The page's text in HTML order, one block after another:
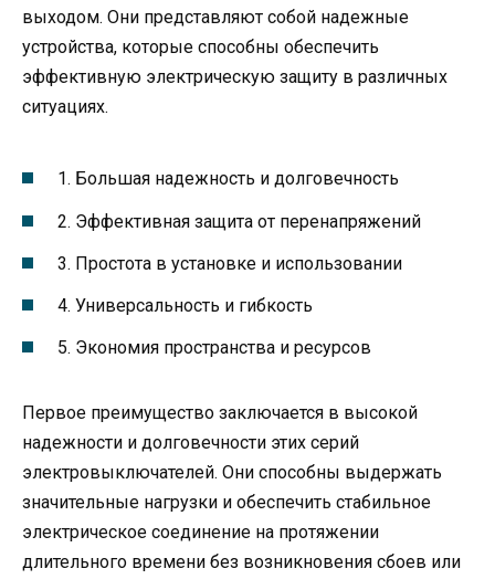
выходом. Они представляют собой надежные
устройства, которые способны обеспечить
эффективную электрическую защиту в различных
ситуациях.
1. Большая надежность и долговечность
2. Эффективная защита от перенапряжений
3. Простота в установке и использовании
4. Универсальность и гибкость
5. Экономия пространства и ресурсов
Первое преимущество заключается в высокой
надежности и долговечности этих серий
электровыключателей. Они способны выдержать
значительные нагрузки и обеспечить стабильное
электрическое соединение на протяжении
длительного времени без возникновения сбоев или